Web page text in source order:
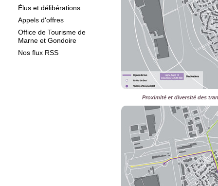
Élus et délibérations
Appels d'offres
Office de Tourisme de
Marne et Gondoire
Nos flux RSS
Proximité et diversité des